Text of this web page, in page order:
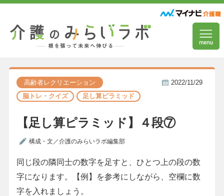
高齢者レクリエーション
脳トレ・クイズ
足し算ピラミッド
2022/11/29
【足し算ピラミッド】４段⑦
構成・文／介護のみらいラボ編集部
同じ段の隣同士の数字を足すと、ひとつ上の段の数
字になります。【例】を参考にしながら、空欄に数
字を入れましょう。